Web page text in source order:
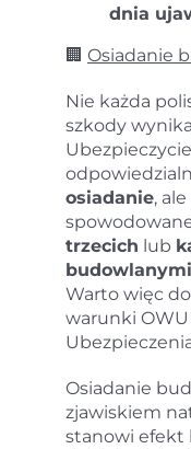
dnia
🏢 Osiadanie
Nie każda
szkody
osiadanie,
trzecich lub
budowlanymi
Warto więc
warunki
Osiadanie
zjawiskiem
stanowi efekt